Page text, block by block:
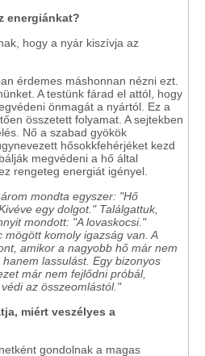
energiánkat?
hogy a nyár kiszívja az
érdemes máshonnan nézni ezt.
A testünk fárad el attól, hogy
önmagát a nyártól. Ez a
összetett folyamat. A sejtekben
Nő a szabad gyökök
hősokkfehérjéket kezd
megvédeni a hő által
rengeteg energiát igényel.
mondta egyszer: "Hő
egy dolgot." Találgattuk,
mondott: "A lovaskocsi."
mögött komoly igazság van. A
amikor a nagyobb hő már nem
lassulást. Egy bizonyos
már nem fejlődni próbál,
az összeomlástól."
miért veszélyes a
gondolnak a magas